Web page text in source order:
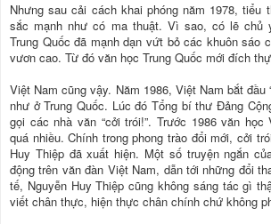
Nhưng sau cải cách khai phóng năm 1978, tiểu
sắc mạnh như có ma thuật. Vì sao, có lẽ chủ
Trung Quốc đã mạnh dạn vứt bỏ các khuôn sáo
vươn cao. Từ đó văn học Trung Quốc mới đích
Việt Nam cũng vậy. Năm 1986, Việt Nam bắt đầu
như ở Trung Quốc. Lúc đó Tổng bí thư Đảng
gọi các nhà văn “cởi trói!”. Trước 1986 văn học
quá nhiều. Chính trong phong trào đổi mới, cởi
Huy Thiệp đã xuất hiện. Một số truyện ngắn
động trên văn đàn Việt Nam, dẫn tới những đổi
tế, Nguyễn Huy Thiệp cũng không sáng tác gì
viết chân thực, hiện thực chân chính chứ không